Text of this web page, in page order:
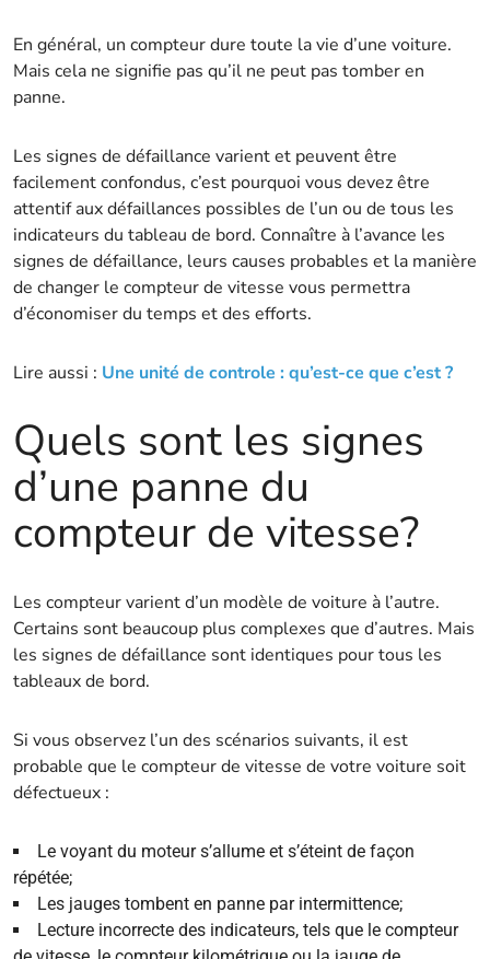
En général, un compteur dure toute la vie d’une voiture.
Mais cela ne signifie pas qu’il ne peut pas tomber en
panne.
Les signes de défaillance varient et peuvent être
facilement confondus, c’est pourquoi vous devez être
attentif aux défaillances possibles de l’un ou de tous les
indicateurs du tableau de bord. Connaître à l’avance les
signes de défaillance, leurs causes probables et la manière
de changer le compteur de vitesse vous permettra
d’économiser du temps et des efforts.
Lire aussi : Une unité de controle : qu’est-ce que c’est ?
Quels sont les signes
d’une panne du
compteur de vitesse?
Les compteur varient d’un modèle de voiture à l’autre.
Certains sont beaucoup plus complexes que d’autres. Mais
les signes de défaillance sont identiques pour tous les
tableaux de bord.
Si vous observez l’un des scénarios suivants, il est
probable que le compteur de vitesse de votre voiture soit
défectueux :
Le voyant du moteur s’allume et s’éteint de façon
répétée;
Les jauges tombent en panne par intermittence;
Lecture incorrecte des indicateurs, tels que le compteur